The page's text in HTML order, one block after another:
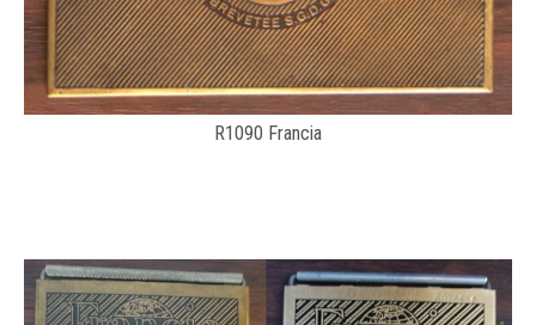
R1090 Francia